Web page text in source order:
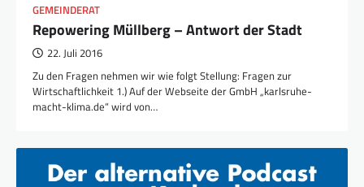
GEMEINDERAT
Repowering Müllberg – Antwort der Stadt
22. Juli 2016
Zu den Fragen nehmen wir wie folgt Stellung: Fragen zur
Wirtschaftlichkeit 1.) Auf der Webseite der GmbH „karlsruhe-
macht-klima.de“ wird von…